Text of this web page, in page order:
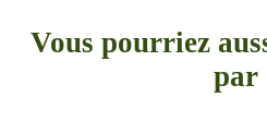
Vous pourriez
par